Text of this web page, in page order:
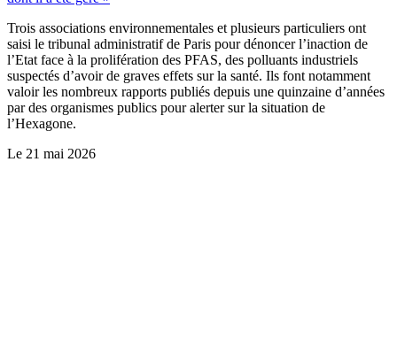
Trois associations environnementales et plusieurs particuliers ont
saisi le tribunal administratif de Paris pour dénoncer l’inaction de
l’Etat face à la prolifération des PFAS, des polluants industriels
suspectés d’avoir de graves effets sur la santé. Ils font notamment
valoir les nombreux rapports publiés depuis une quinzaine d’années
par des organismes publics pour alerter sur la situation de
l’Hexagone.
Le 21 mai 2026